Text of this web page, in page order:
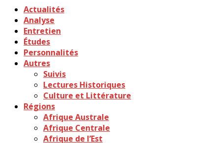
Actualités
Analyse
Entretien
Études
Personnalités
Autres
Suivis
Lectures Historiques
Culture et Littérature
Régions
Afrique Australe
Afrique Centrale
Afrique de l’Est